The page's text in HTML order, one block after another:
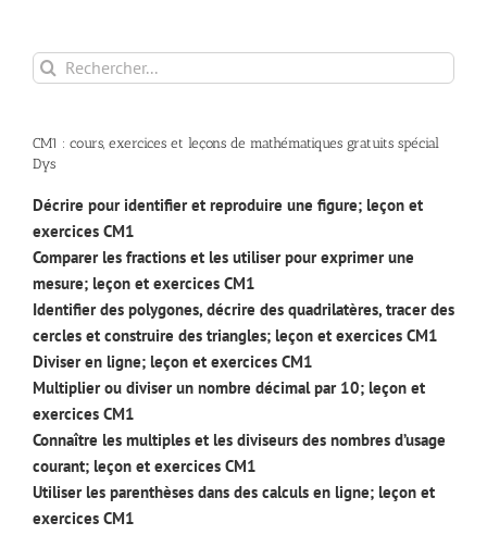
Rechercher:
CM1 : cours, exercices et leçons de mathématiques gratuits spécial
Dys
Décrire pour identifier et reproduire une figure; leçon et
exercices CM1
Comparer les fractions et les utiliser pour exprimer une
mesure; leçon et exercices CM1
Identifier des polygones, décrire des quadrilatères, tracer des
cercles et construire des triangles; leçon et exercices CM1
Diviser en ligne; leçon et exercices CM1
Multiplier ou diviser un nombre décimal par 10; leçon et
exercices CM1
Connaître les multiples et les diviseurs des nombres d’usage
courant; leçon et exercices CM1
Utiliser les parenthèses dans des calculs en ligne; leçon et
exercices CM1